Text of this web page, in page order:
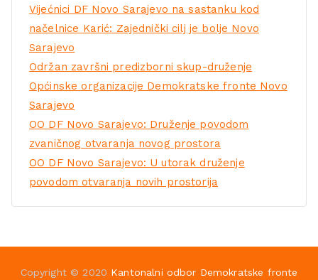
Vijećnici DF Novo Sarajevo na sastanku kod
načelnice Karić: Zajednički cilj je bolje Novo
Sarajevo
Održan završni predizborni skup-druženje
Općinske organizacije Demokratske fronte Novo
Sarajevo
OO DF Novo Sarajevo: Druženje povodom
zvaničnog otvaranja novog prostora
OO DF Novo Sarajevo: U utorak druženje
povodom otvaranja novih prostorija
Copyright © 2020 Kantonalni odbor Demokratske fronte